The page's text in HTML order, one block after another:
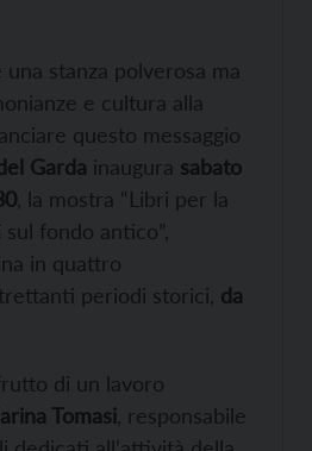
stanza polverosa ma
e cultura alla
questo messaggio
Garda inaugura sabato
, la mostra “Libri per la
fondo antico”,
in quattro
periodi storici, da
di un lavoro
Tomasi , responsabile